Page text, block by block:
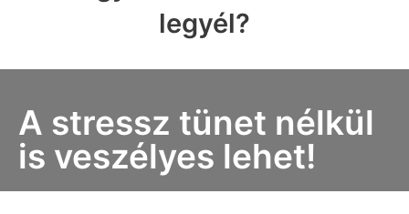
legyél?
A stressz tünet nélkül
is veszélyes lehet!